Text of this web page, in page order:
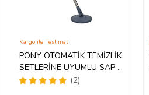
PONY OTOMATİK TEMİZLİK
SETLERİNE UYUMLU SAP +
MOP
(2)
Kargo ile Teslimat